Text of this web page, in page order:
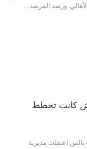
ورصد المرصد…
كانت تخطط
بالس اعتقلت مديرية